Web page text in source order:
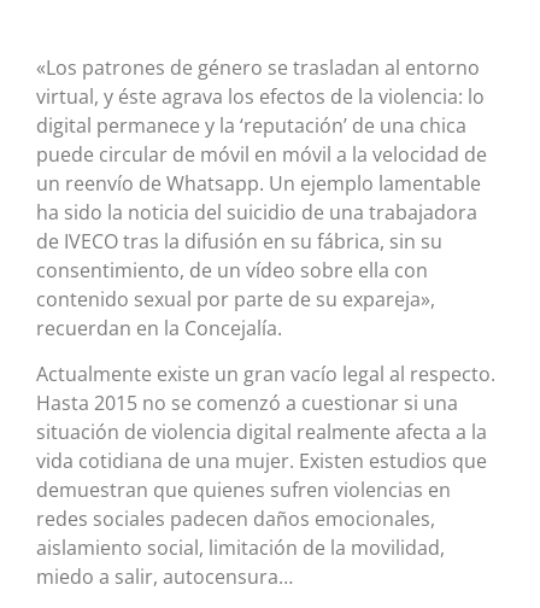
«Los patrones de género se trasladan al entorno
virtual, y éste agrava los efectos de la violencia: lo
digital permanece y la ‘reputación’ de una chica
puede circular de móvil en móvil a la velocidad de
un reenvío de Whatsapp. Un ejemplo lamentable
ha sido la noticia del suicidio de una trabajadora
de IVECO tras la difusión en su fábrica, sin su
consentimiento, de un vídeo sobre ella con
contenido sexual por parte de su expareja»,
recuerdan en la Concejalía.
Actualmente existe un gran vacío legal al respecto.
Hasta 2015 no se comenzó a cuestionar si una
situación de violencia digital realmente afecta a la
vida cotidiana de una mujer. Existen estudios que
demuestran que quienes sufren violencias en
redes sociales padecen daños emocionales,
aislamiento social, limitación de la movilidad,
miedo a salir, autocensura…